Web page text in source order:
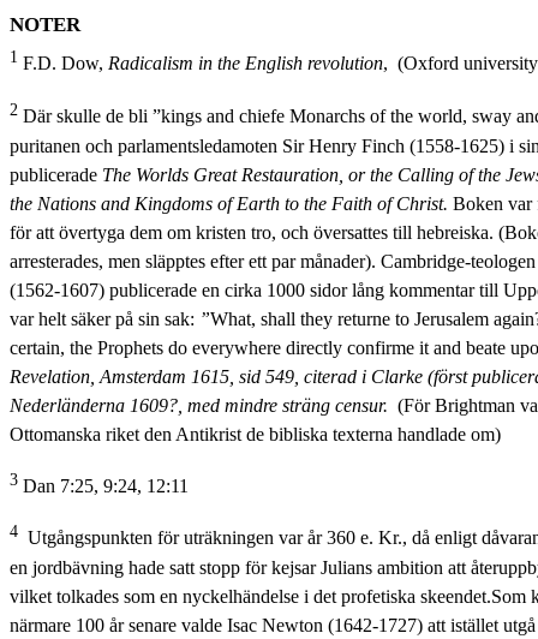
NOTER
1 F.D. Dow, Radicalism in the English revolution, (Oxford
2 Där skulle de bli ”kings and chiefe Monarchs of the world, sway
puritanen och parlamentsledamoten Sir Henry Finch (1558-1625) i
publicerade The Worlds Great Restauration, or the Calling of the
the Nations and Kingdoms of Earth to the Faith of Christ. Boken var
för att övertyga dem om kristen tro, och översattes till hebreiska.
arresterades, men släpptes efter ett par månader). Cambridge-
(1562-1607) publicerade en cirka 1000 sidor lång kommentar till
var helt säker på sin sak: ”What, shall they returne to Jerusalem
certain, the Prophets do everywhere directly confirme it and beate
Revelation, Amsterdam 1615, sid 549, citerad i Clarke (först
Nederländerna 1609?, med mindre sträng censur. (För Brightman
Ottomanska riket den Antikrist de bibliska texterna handlade om)
3 Dan 7:25, 9:24, 12:11
4 Utgångspunkten för uträkningen var år 360 e. Kr., då enligt
en jordbävning hade satt stopp för kejsar Julians ambition att
vilket tolkades som en nyckelhändelse i det profetiska skeendet.Som
närmare 100 år senare valde Isac Newton (1642-1727) att istället